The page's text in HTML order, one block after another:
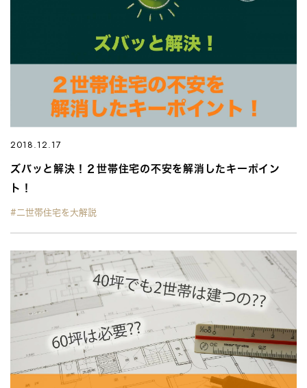
2018.12.17
ズバッと解決！２世帯住宅の不安を解消したキーポイン
ト！
#二世帯住宅を大解説